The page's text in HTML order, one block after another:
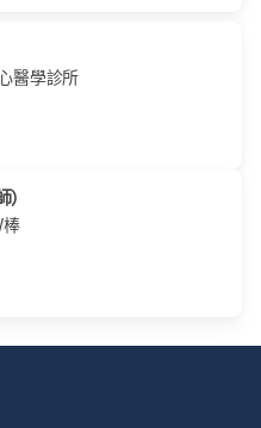
醫學診所